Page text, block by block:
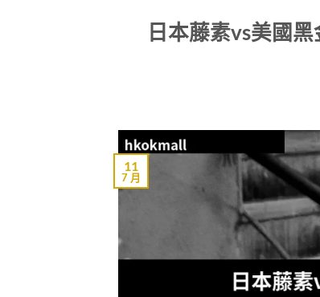
日本藤素vs美國
11
7 月